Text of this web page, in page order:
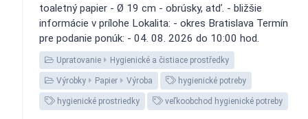
toaletný papier - Ø 19 cm - obrúsky, atď. - bližšie
informácie v prílohe Lokalita: - okres Bratislava Termín
pre podanie ponúk: - 04. 08. 2026 do 10:00 hod.
Upratovanie Hygienické a čistiace prostředky
Výrobky Papier Výroba hygienické potreby
hygienické prostriedky veľkoobchod hygienické potreby